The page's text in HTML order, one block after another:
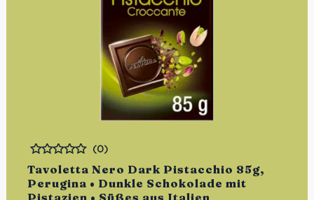
Tavoletta Nero Dark Pistacchio 85g,
Perugina • Dunkle Schokolade mit
Pistazien • Süßes aus Italien
Bewertet
(0)